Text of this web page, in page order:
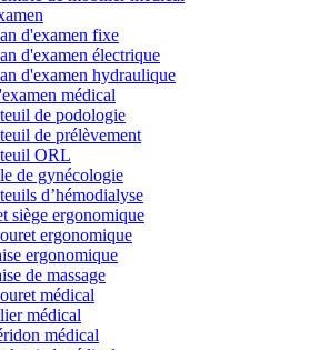
d'examen fixe
d'examen électrique
d'examen hydraulique
médical
de podologie
de prélèvement
ORL
de gynécologie
d’hémodialyse
siège ergonomique
ergonomique
ergonomique
de massage
médical
médical
médical